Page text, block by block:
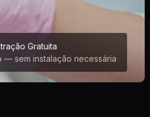
Gratuita
— sem instalação necessária